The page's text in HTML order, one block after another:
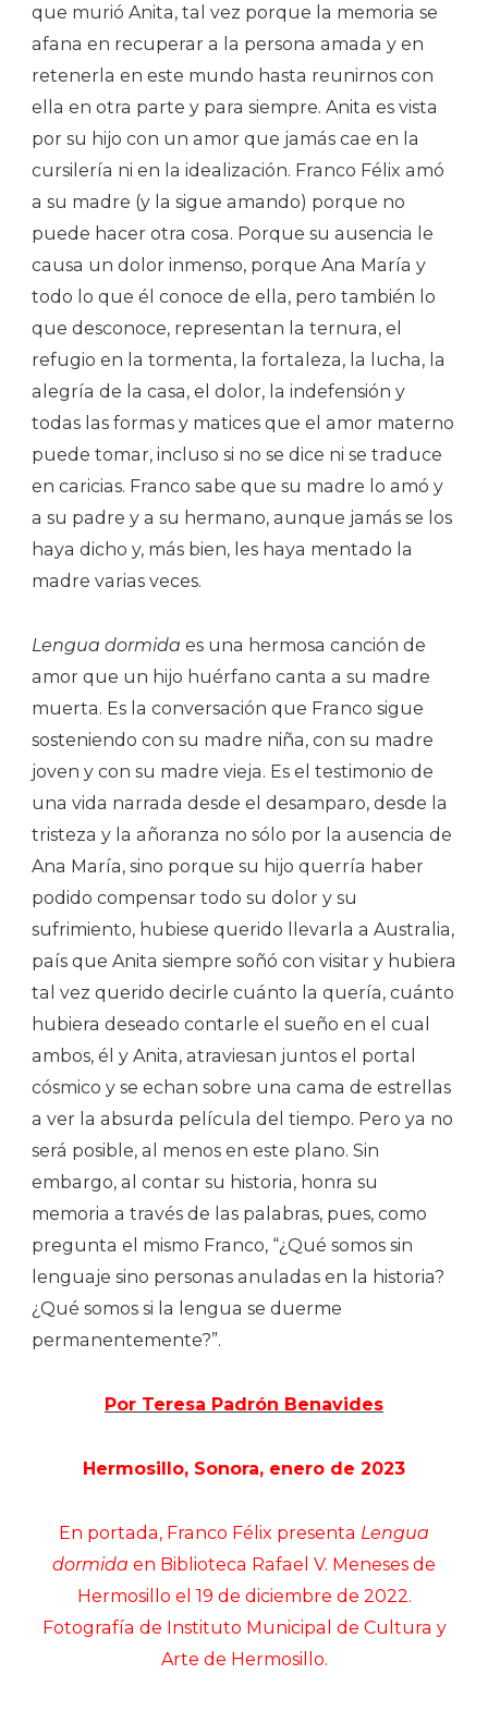
que murió Anita, tal vez porque la memoria se
afana en recuperar a la persona amada y en
retenerla en este mundo hasta reunirnos con
ella en otra parte y para siempre. Anita es vista
por su hijo con un amor que jamás cae en la
cursilería ni en la idealización. Franco Félix amó
a su madre (y la sigue amando) porque no
puede hacer otra cosa. Porque su ausencia le
causa un dolor inmenso, porque Ana María y
todo lo que él conoce de ella, pero también lo
que desconoce, representan la ternura, el
refugio en la tormenta, la fortaleza, la lucha, la
alegría de la casa, el dolor, la indefensión y
todas las formas y matices que el amor materno
puede tomar, incluso si no se dice ni se traduce
en caricias. Franco sabe que su madre lo amó y
a su padre y a su hermano, aunque jamás se los
haya dicho y, más bien, les haya mentado la
madre varias veces.
Lengua dormida es una hermosa canción de
amor que un hijo huérfano canta a su madre
muerta. Es la conversación que Franco sigue
sosteniendo con su madre niña, con su madre
joven y con su madre vieja. Es el testimonio de
una vida narrada desde el desamparo, desde la
tristeza y la añoranza no sólo por la ausencia de
Ana María, sino porque su hijo querría haber
podido compensar todo su dolor y su
sufrimiento, hubiese querido llevarla a Australia,
país que Anita siempre soñó con visitar y hubiera
tal vez querido decirle cuánto la quería, cuánto
hubiera deseado contarle el sueño en el cual
ambos, él y Anita, atraviesan juntos el portal
cósmico y se echan sobre una cama de estrellas
a ver la absurda película del tiempo. Pero ya no
será posible, al menos en este plano. Sin
embargo, al contar su historia, honra su
memoria a través de las palabras, pues, como
pregunta el mismo Franco, “¿Qué somos sin
lenguaje sino personas anuladas en la historia?
¿Qué somos si la lengua se duerme
permanentemente?”.
Por Teresa Padrón Benavides
Hermosillo, Sonora, enero de 2023
En portada, Franco Félix presenta Lengua
dormida en Biblioteca Rafael V. Meneses de
Hermosillo el 19 de diciembre de 2022.
Fotografía de Instituto Municipal de Cultura y
Arte de Hermosillo.